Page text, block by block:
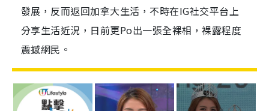
發展，反而返回加拿大生活，不時在IG社交平台上
分享生活近況，日前更Po出一張全裸相，裸露程度
震撼網民。